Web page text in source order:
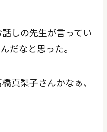
しの先生が言ってい
だなと思った。
真梨子さんかなぁ、